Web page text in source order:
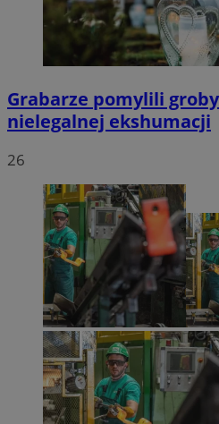
Grabarze pomylili
nielegalnej ekshumacji
26